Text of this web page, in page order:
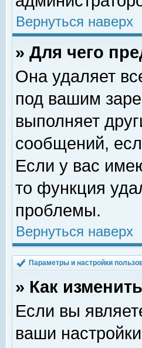
Вернуться наверх
» Для чего
Она удаляет
под вашим
выполняет
сообщений,
Если у вас
то функция
проблемы.
Вернуться наверх
Параметры и настройки
» Как
Если вы
ваши